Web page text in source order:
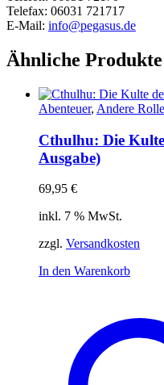
Telefax: 06031 721717
E-Mail: info@pegasus.de
Ähnliche Produkte
Abenteuer, Andere
Cthulhu: Die
Ausgabe)
69,95 €
inkl. 7 % MwSt.
zzgl. Versandkosten
In den Warenkorb